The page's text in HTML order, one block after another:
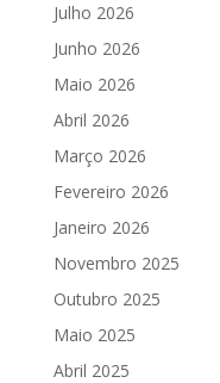
Julho 2026
Junho 2026
Maio 2026
Abril 2026
Março 2026
Fevereiro 2026
Janeiro 2026
Novembro 2025
Outubro 2025
Maio 2025
Abril 2025